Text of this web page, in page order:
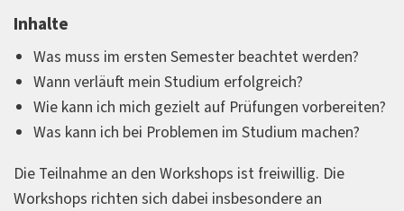
Inhalte
Was muss im ersten Semester beachtet werden?
Wann verläuft mein Studium erfolgreich?
Wie kann ich mich gezielt auf Prüfungen vorbereiten?
Was kann ich bei Problemen im Studium machen?
Die Teilnahme an den Workshops ist freiwillig. Die
Workshops richten sich dabei insbesondere an